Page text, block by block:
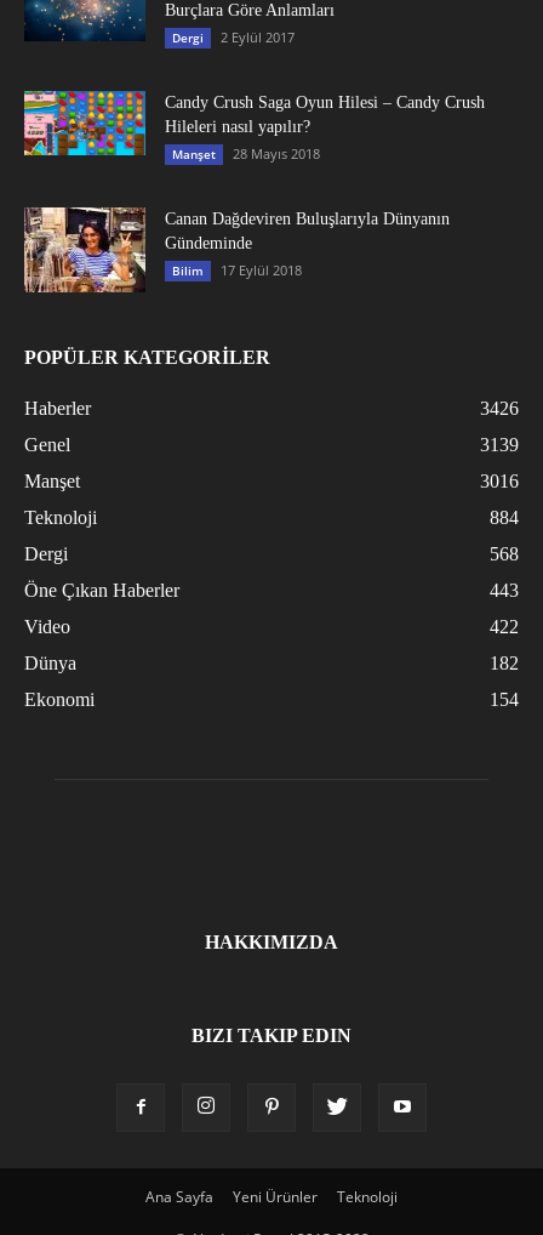
Burçlara Göre Anlamları
Dergi 2 Eylül 2017
Candy Crush Saga Oyun Hilesi – Candy Crush
Hileleri nasıl yapılır?
Manşet 28 Mayıs 2018
Canan Dağdeviren Buluşlarıyla Dünyanın
Gündeminde
Bilim 17 Eylül 2018
POPÜLER KATEGORİLER
Haberler
3426
Genel
3139
Manşet
3016
Teknoloji
884
Dergi
568
Öne Çıkan Haberler
443
Video
422
Dünya
182
Ekonomi
154
HAKKIMIZDA
BIZI TAKIP EDIN
Ana Sayfa Yeni Ürünler Teknoloji